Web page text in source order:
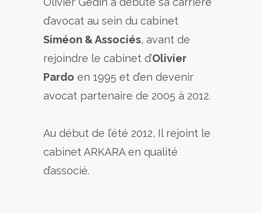
d’avocat au sein du cabinet
Siméon & Associés, avant de
rejoindre le cabinet d’Olivier
Pardo en 1995 et d’en devenir
avocat partenaire de 2005 à 2012.
Au début de l’été 2012, Il rejoint le
cabinet ARKARA en qualité
d’associé.